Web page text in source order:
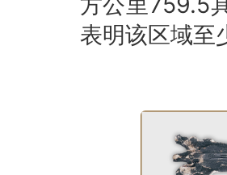
表明该区域至